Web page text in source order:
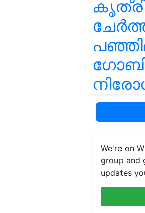
We're on
group and
updates